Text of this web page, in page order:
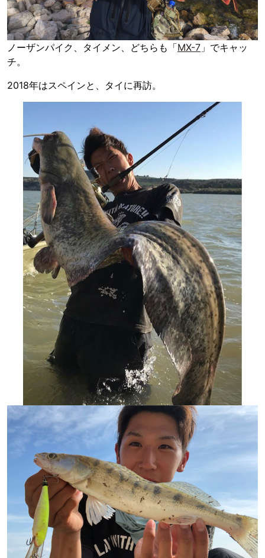
ノーザンパイク、タイメン、どちらも「MX-7 」でキャッ
チ。
2018年はスペインと、タイに再訪。